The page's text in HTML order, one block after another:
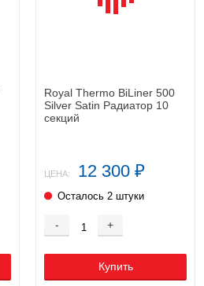
Royal Thermo BiLiner 500
Silver Satin Радиатор 10
секций
ЦЕНА: 12 300 ₽
Осталось 2 штуки
- +
Купить